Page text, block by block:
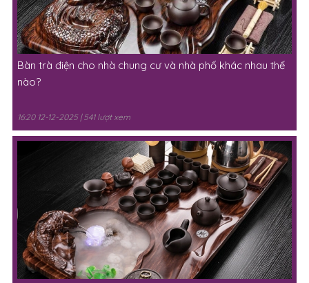
Bàn trà điện cho nhà chung cư và nhà phố khác nhau thế
nào?
16:20 12-12-2025 | 541 lượt xem